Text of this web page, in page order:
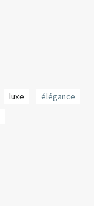
luxe
élégance